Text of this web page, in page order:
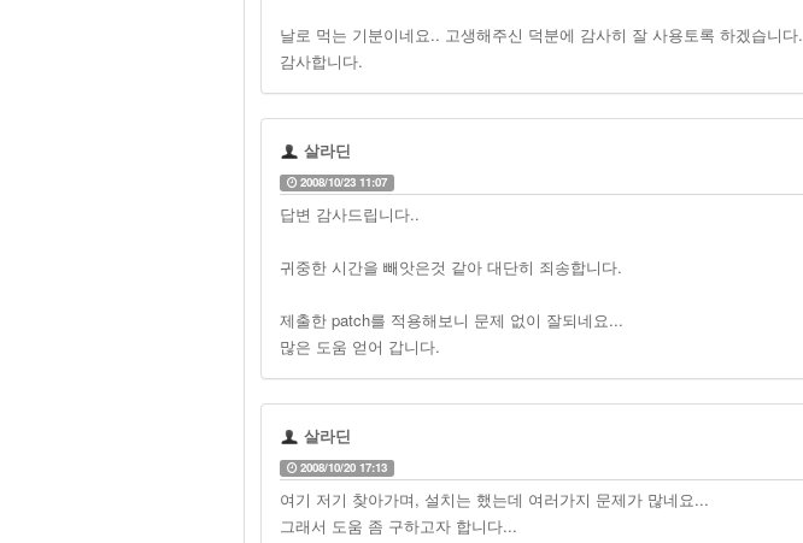
날로 먹는 기분이네요.. 고생해주신 덕분에 감사히 잘 사용토록 하겠습니다.
감사합니다.
살라딘
2008/10/23 11:07
답변 감사드립니다..
귀중한 시간을 빼앗은것 같아 대단히 죄송합니다.
제출한 patch를 적용해보니 문제 없이 잘되네요...
많은 도움 얻어 갑니다.
살라딘
2008/10/20 17:13
여기 저기 찾아가며, 설치는 했는데 여러가지 문제가 많네요...
그래서 도움 좀 구하고자 합니다...